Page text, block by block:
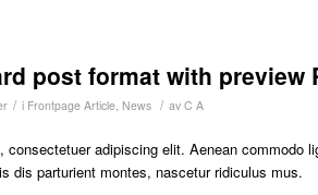
post format with preview
/ i Frontpage Article, News / av C A
consectetuer adipiscing elit. Aenean commodo
dis parturient montes, nascetur ridiculus mus.